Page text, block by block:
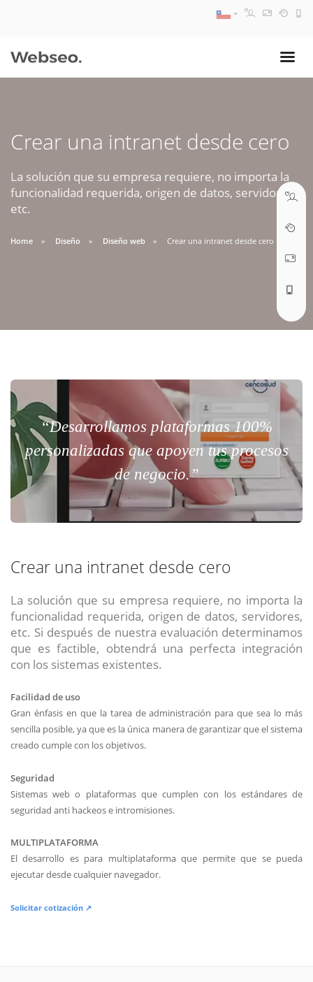
Crear una intranet desde cero
La solución que su empresa requiere, no importa la
funcionalidad requerida, origen de datos, servidores,
etc.
Home Diseño Diseño web Crear una intranet desde cero
“Desarrollamos plataformas 100%
personalizadas que apoyen tus procesos
de negocio.”
Crear una intranet desde cero
La solución que su empresa requiere, no importa la
funcionalidad requerida, origen de datos, servidores,
etc. Si después de nuestra evaluación determinamos
que es factible, obtendrá una perfecta integración
con los sistemas existentes.
Facilidad de uso
Gran énfasis en que la tarea de administración para que sea lo más
sencilla posible, ya que es la única manera de garantizar que el sistema
creado cumple con los objetivos.
Seguridad
Sistemas web o plataformas que cumplen con los estándares de
seguridad anti hackeos e intromisiones.
MULTIPLATAFORMA
El desarrollo es para multiplataforma que permite que se pueda
ejecutar desde cualquier navegador.
Solicitar cotización ↗
09:30 AM A 18:30 PM
soporte@webseo.cl
ABRIR TICKET